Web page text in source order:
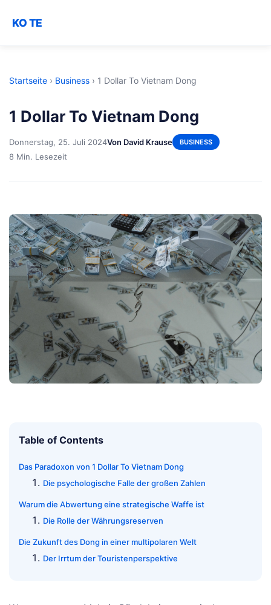
KO TE
Startseite › Business › 1 Dollar To Vietnam Dong
1 Dollar To Vietnam Dong
Donnerstag, 25. Juli 2024Von David Krause BUSINESS
8 Min. Lesezeit
Table of Contents
Das Paradoxon von 1 Dollar To Vietnam Dong
Die psychologische Falle der großen Zahlen
Warum die Abwertung eine strategische Waffe ist
Die Rolle der Währungsreserven
Die Zukunft des Dong in einer multipolaren Welt
Der Irrtum der Touristenperspektive